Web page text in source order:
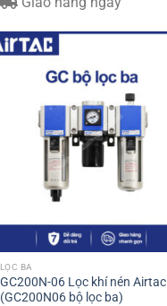
LỌC BA
GC200N-06 Lọc khí nén Airtac
(GC200N06 bộ lọc ba)